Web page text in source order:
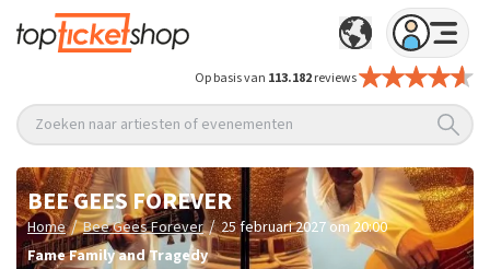
Op basis van 113.182reviews
Zoeken naar artiesten of evenementen
BEE GEES FOREVER
Home / Bee Gees Forever / 25 februari 2027 om 20:00
Fame Family and Tragedy